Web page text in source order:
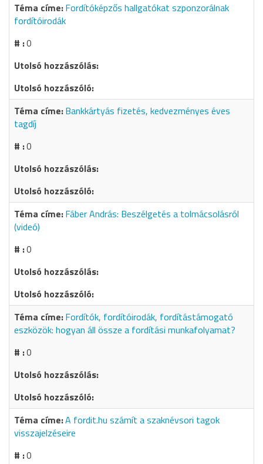
Fordítóképzős hallgatókat szponzorálnak
fordítóirodák
0
Bankkártyás fizetés, kedvezményes éves
tagdíj
0
Fáber András: Beszélgetés a tolmácsolásról
(videó)
0
Fordítók, fordítóirodák, fordítástámogató
eszközök: hogyan áll össze a fordítási munkafolyamat?
0
A fordit.hu számít a szaknévsori tagok
visszajelzéseire
0